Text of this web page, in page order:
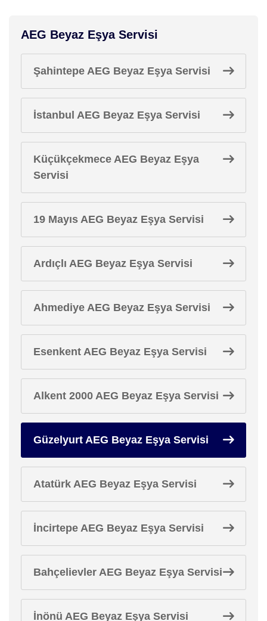
AEG Beyaz Eşya Servisi
Şahintepe AEG Beyaz Eşya Servisi
İstanbul AEG Beyaz Eşya Servisi
Küçükçekmece AEG Beyaz Eşya
Servisi
19 Mayıs AEG Beyaz Eşya Servisi
Ardıçlı AEG Beyaz Eşya Servisi
Ahmediye AEG Beyaz Eşya Servisi
Esenkent AEG Beyaz Eşya Servisi
Alkent 2000 AEG Beyaz Eşya Servisi
Güzelyurt AEG Beyaz Eşya Servisi
Atatürk AEG Beyaz Eşya Servisi
İncirtepe AEG Beyaz Eşya Servisi
Bahçelievler AEG Beyaz Eşya Servisi
İnönü AEG Beyaz Eşya Servisi